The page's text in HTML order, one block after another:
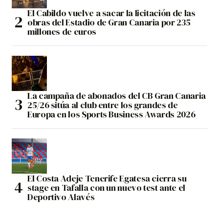
El Cabildo vuelve a sacar la licitación de las
obras del Estadio de Gran Canaria por 235
millones de euros
La campaña de abonados del CB Gran Canaria
25/26 sitúa al club entre los grandes de
Europa en los Sports Business Awards 2026
El Costa Adeje Tenerife Egatesa cierra su
stage en Tafalla con un nuevo test ante el
Deportivo Alavés